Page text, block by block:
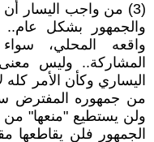
(3) من واجب اليسار
والجمهور بشكل عام..
واقعه المحلي،
المشاركة.. وليس
اليساري وكأن الأمر
من جمهوره المفترض
ولن يستطيع "منعها" من
الجمهور فلن يقاطعها